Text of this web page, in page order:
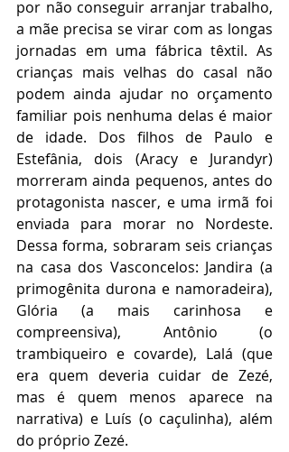
por não conseguir arranjar trabalho,
a mãe precisa se virar com as longas
jornadas em uma fábrica têxtil. As
crianças mais velhas do casal não
podem ainda ajudar no orçamento
familiar pois nenhuma delas é maior
de idade. Dos filhos de Paulo e
Estefânia, dois (Aracy e Jurandyr)
morreram ainda pequenos, antes do
protagonista nascer, e uma irmã foi
enviada para morar no Nordeste.
Dessa forma, sobraram seis crianças
na casa dos Vasconcelos: Jandira (a
primogênita durona e namoradeira),
Glória (a mais carinhosa e
compreensiva), Antônio (o
trambiqueiro e covarde), Lalá (que
era quem deveria cuidar de Zezé,
mas é quem menos aparece na
narrativa) e Luís (o caçulinha), além
do próprio Zezé.